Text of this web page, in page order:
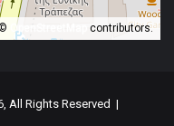
OpenStreetMap contributors.
All Rights Reserved |